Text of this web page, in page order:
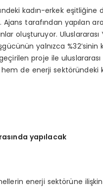
kadın-erkek eşitliğine
tarafından yapılan
oluşturuyor.
yalnızca
proje ile
de enerji sektöründeki
yapılacak
enerji sektörüne